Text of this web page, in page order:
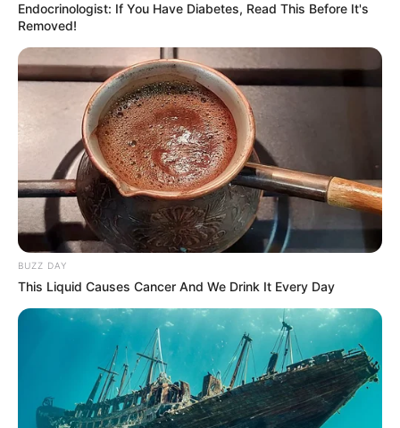
Endocrinologist: If You Have Diabetes, Read This Before It's
Removed!
BUZZ DAY
This Liquid Causes Cancer And We Drink It Every Day